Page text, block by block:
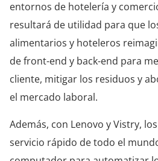
entornos de hotelería y
resultará de utilidad para que
alimentarios y hoteleros
de front-end y back-end para
cliente, mitigar los residuos y
el mercado laboral.
Además, con Lenovo y Vistry,
servicio rápido de todo el